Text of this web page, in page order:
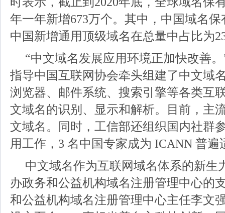
年一年新增673万个。其中，中国域名保
中国新增通用顶级域名在总量中占比为
“中文域名发展应用环境正加快改善
指导中国互联网协会牵头组建了中文域
浏览器、邮件系统、搜索引擎等各类互
文域名的识别、显示和解析。目前，主
文域名。同时，工信部还组织国内社群
用工作，3 名中国专家成为 ICANN 普遍
中文域名作为互联网域名体系的新生
办政务和公益机构域名注册管理中心的
和公益机构域名注册管理中心主任李文